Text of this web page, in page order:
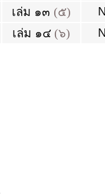
เล่ม ๑๓ (๕)
เล่ม ๑๔ (๖)